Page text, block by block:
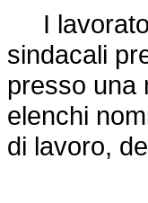
I
sindacali
presso una
elenchi
di lavoro,